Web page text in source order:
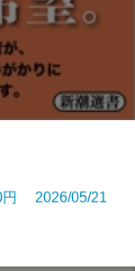
2026/05/21